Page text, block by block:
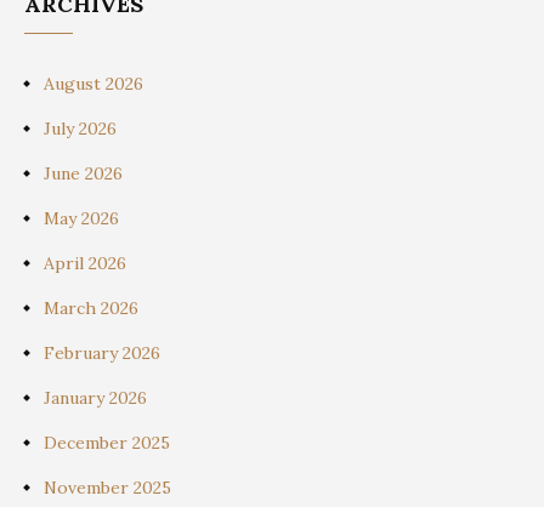
August 2026
July 2026
June 2026
May 2026
April 2026
March 2026
February 2026
January 2026
December 2025
November 2025